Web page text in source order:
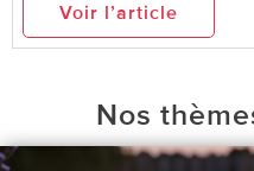
Voir l’article
Nos